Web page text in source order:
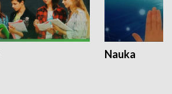
Nauka